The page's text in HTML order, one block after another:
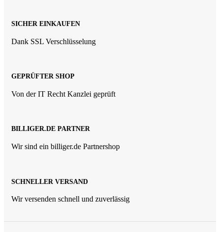
SICHER EINKAUFEN
Dank SSL Verschlüsselung
GEPRÜFTER SHOP
Von der IT Recht Kanzlei geprüft
BILLIGER.DE PARTNER
Wir sind ein billiger.de Partnershop
SCHNELLER VERSAND
Wir versenden schnell und zuverlässig